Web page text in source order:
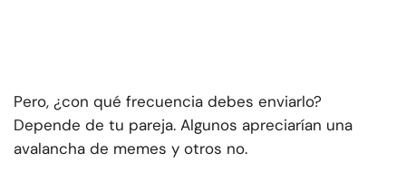
Pero, ¿con qué frecuencia debes enviarlo?
Depende de tu pareja. Algunos apreciarían una
avalancha de memes y otros no.